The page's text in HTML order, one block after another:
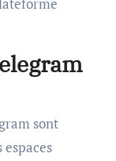
sont